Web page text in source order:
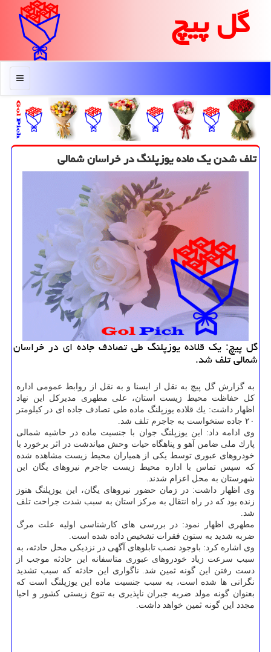
گل پیچ
منو
تلف شدن یك ماده یوزپلنگ در خراسان شمالی
گل پیچ: یك قلاده یوزپلنگ طی تصادف جاده ای در خراسان
شمالی تلف شد.
به گزارش گل پیچ به نقل از ایسنا و به نقل از روابط عمومی اداره
كل حفاظت محیط زیست استان، علی مطهری مدیركل این نهاد
اظهار داشت: یك قلاده یوزپلنگ ماده طی تصادف جاده ای در كیلومتر
۲۰ جاده سنخواست به جاجرم تلف شد.
وی ادامه داد: این یوزپلنگ جوان با جنسیت ماده در حاشیه شمالی
پارك ملی ضامن آهو و پناهگاه حیات وحش میاندشت در اثر برخورد با
خودروهای عبوری توسط یكی از همیاران محیط زیست مشاهده شده
كه سپس تماس با اداره محیط زیست جاجرم نیروهای یگان این
شهرستان به محل اعزام شدند.
وی اظهار داشت: در زمان حضور نیروهای یگان، این یوزپلنگ هنوز
زنده بود كه در راه انتقال به مركز استان به سبب شدت جراحت تلف
شد.
مطهری اظهار نمود: در بررسی های كارشناسی اولیه علت مرگ
ضربه شدید به ستون فقرات تشخیص داده شده است.
وی اشاره كرد: باوجود نصب تابلوهای آگهی در نزدیكی محل حادثه، به
سبب سرعت زیاد خودروهای عبوری متاسفانه این حادثه موجب از
دست رفتن این گونه ثمین شد. ناگواری این حادثه كه سبب تشدید
نگرانی ها شده است، به سبب جنسیت ماده این یوزپلنگ است كه
بعنوان گونه مولد ضربه جبران ناپذیری به تنوع زیستی كشور و احیا
مجدد این گونه ثمین خواهد داشت.